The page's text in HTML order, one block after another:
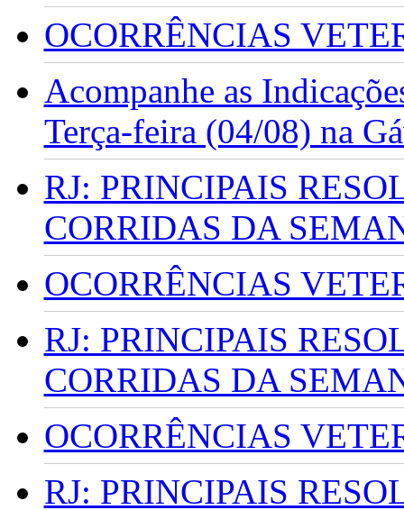
OCORRÊNCIAS
Acompanhe as
Terça-feira (04/08) na
RJ: PRINCIPAIS
CORRIDAS DA
OCORRÊNCIAS
RJ: PRINCIPAIS
CORRIDAS DA
OCORRÊNCIAS
RJ: PRINCIPAIS